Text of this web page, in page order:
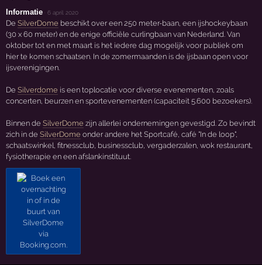
Informatie
·6 april 2020
DeSilverDome beschikt over een 250 meter-baan, een ijshockeybaan
(30 x 60 meter) en de enige officiële curlingbaan van Nederland. Van
oktober tot en met maart is het iedere dag mogelijk voor publiek om
hier te komen schaatsen. In de zomermaanden is de ijsbaan open voor
ijsverenigingen.
DeSilverdome is een toplocatie voor diverse evenementen, zoals
concerten, beurzen en sportevenementen (capaciteit 5.600 bezoekers).
Binnen deSilverDome zijn allerlei ondernemingen gevestigd. Zo bevindt
zich in deSilverDome onder andere het Sportcafé, café "In de loop",
schaatswinkel, fitnessclub, businessclub, vergaderzalen, wok restaurant,
fysiotherapie en een afslankinstituut.